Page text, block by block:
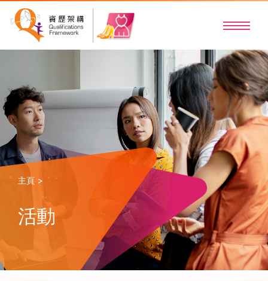
主頁 >
活動